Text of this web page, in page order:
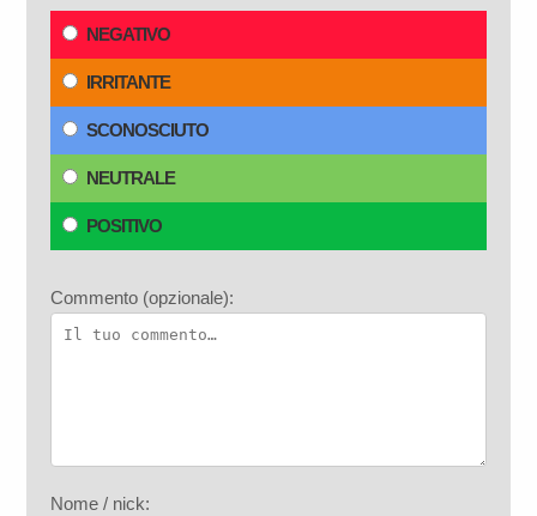
NEGATIVO
IRRITANTE
SCONOSCIUTO
NEUTRALE
POSITIVO
Commento (opzionale):
Nome / nick: